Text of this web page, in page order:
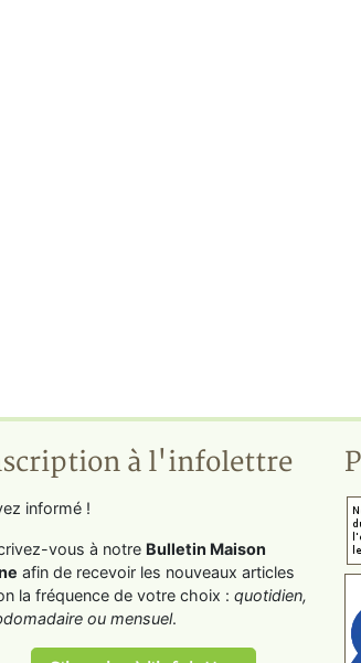
à l'infolettre
informé !
vous à notre Bulletin Maison
afin de recevoir les nouveaux articles
la fréquence de votre choix : quotidien,
ou mensuel.